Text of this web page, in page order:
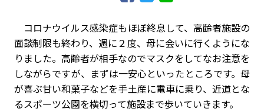
コロナウイルス感染症もほぼ終息して、高齢者施設の
面談制限も終わり、週に２度、母に会いに行くようにな
りました。高齢者が相手なのでマスクをしてなお注意を
しながらですが、まずは一安心といったところです。母
が喜ぶ甘い和菓子などを手土産に電車に乗り、近道とな
るスポーツ公園を横切って施設まで歩いていきます。